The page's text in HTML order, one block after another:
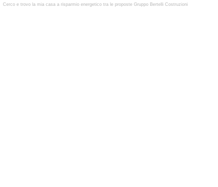
Cerco e trovo la mia casa a risparmio energetico tra le proposte Gruppo Bertelli Costruzioni